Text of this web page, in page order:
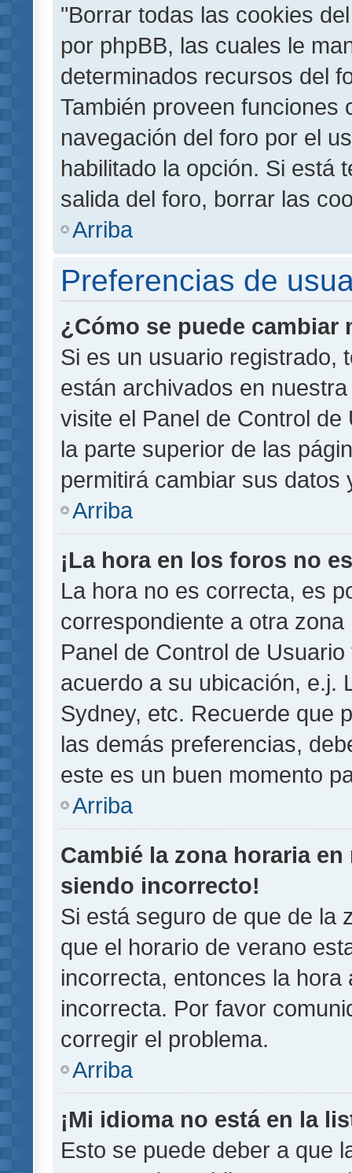
"Borrar todas las cookies
por phpBB, las cuales le
determinados recursos del
También proveen funciones
navegación del foro por el
habilitado la opción. Si está
salida del foro, borrar las
Arriba
Preferencias de
¿Cómo se puede
Si es un usuario registrado,
están archivados en
visite el Panel de Control
la parte superior de las
permitirá cambiar sus datos
Arriba
¡La hora en los foros no
La hora no es correcta, es
correspondiente a otra
Panel de Control de
acuerdo a su ubicación, e.j.
Sydney, etc. Recuerde que
las demás preferencias,
este es un buen momento
Arriba
Cambié la zona horaria
siendo incorrecto!
Si está seguro de que de la
que el horario de verano
incorrecta, entonces la
incorrecta. Por favor
corregir el problema.
Arriba
¡Mi idioma no está en la
Esto se puede deber a que